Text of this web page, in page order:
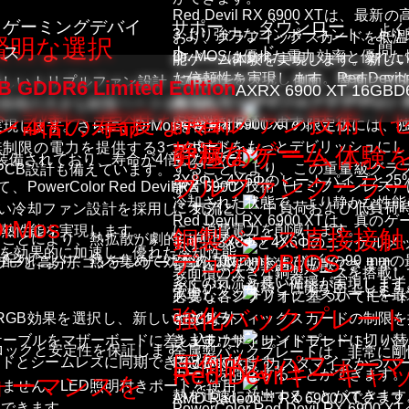
Red
Reaper
Fighter
Liquid
ゲーミングデバイ
ス
Mouse
Headset
キーボード
マウスパッド
交換式バックプレート
その他
ユーティリティソフト
すべて
サポー
ト
保
証
ソ
ー
シ
ャ
ル
メ
デ
ィ
ア
ダウンロー
ド
よ
問
GDDR6 Limited EditionAXRX 6900 XT
Red Devil RX 6900 XTは、最新の
おり、グラフィックスカードを低
能ゲーム体験を実現します。新し
ドのシュラウド、側面、背面に
あふれたデザインのグラフィック
Devil RX 6900 XTの限定版には、
ーボードをもっとデビリッシュに
することにより、この重量級グラ
す。
明な選択
いトリプルファン設計、7本のヒ
積の大きな銅製ベースを搭載して
します。さらに、DrMosを使用す
限の電力を提供する3つの8ピン
設計も備えています。
3.より強力なコンポーネント、より
Dr. MOSは優れた電力効率と優れ
た信頼性を実現します。Red
れており、14+2フェーズVRMは
安定性を保証します。
4.クーラー
3X8Φと4X6Φのヒートパイプと
冷却された状態で、より静かな性
5.トリプルファン
2台の100 mmおよび1台の90 mm
多くの気流と長い循環が実現します
6.RGB
シュラウド、サイドプレート、バ
Red Devilは、カスタマイズかつパ
4倍の寿命
備されており、寿命が4倍になって
静音ファン技術（
静寂なゲーム
静音ファン技術（セミファンレス
にオフにし、中負荷および低負荷
に、消費電力を削減します。
設計、高度な冷却
、PowerColor Red Devil RX 6900
冷却ファン設計を採用し、気流と
性能を実現します。
効果的に加速し、優れた冷却性能
究極のゲーム体験
プルファンクーラー
Red Devil RX 6900 XTは、真のゲ
ます。3X8Φと4X6Φのニッケルメ
ンクに熱を効率的に拡散できます
が広がり、放熱と性能が向上します
とにより、熱拡散が劇的に向上し
列により、熱を集めて効率的に放
銅製ベース直接接触
表面積の大きな銅製ベースを搭載
実現し、グラフィックスカードを
ーと高分子コンデンサー
クと安定性を保証します
デュアルBIOS
必要な各シナリオに基づいてモー
と、グラフィックスカードの制限
きます。サイレントモードに切り
ことができます。
効果を選択し、新しい絶妙な外
ブルをマザーボードに差し込むだ
とシームレスに同期できるため、
強化バックプレート
金属製バックプレートは、非常に
カードを強化することができます
熱を迅速に放出することができます
せん。LED照明付きポートを使用Red Devilキーキャ
ーマンスを
圧倒的なパフォー
AMD Radeon™ RX 6900 XTグラ